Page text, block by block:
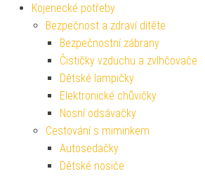
Kojenecké potřeby
Bezpečnost a zdraví dítěte
Bezpečnostní zábrany
Čističky vzduchu a zvlhčovače
Dětské lampičky
Elektronické chůvičky
Nosní odsávačky
Cestování s miminkem
Autosedačky
Dětské nosiče